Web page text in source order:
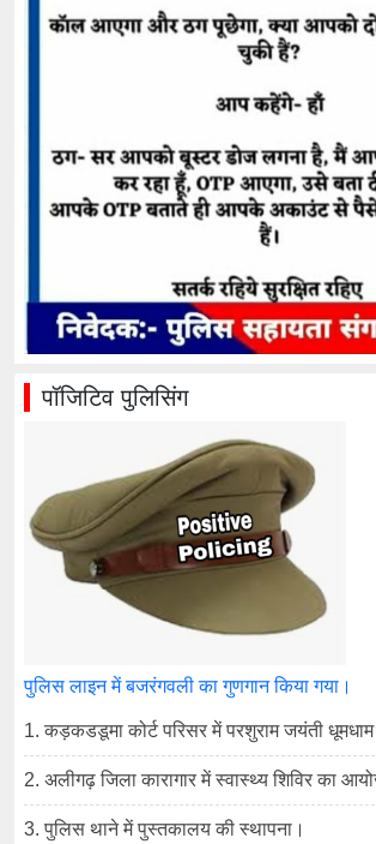
पॉजिटिव पुलिसिंग
पुलिस लाइन में बजरंगवली का गुणगान किया गया।
1. कड़कडडूमा कोर्ट परिसर में परशुराम जयंती धूमधाम
2. अलीगढ़ जिला कारागार में स्वास्थ्य शिविर का
3. पुलिस थाने में पुस्तकालय की स्थापना।